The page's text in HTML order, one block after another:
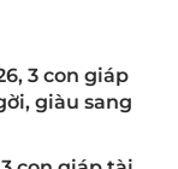
3 con giáp
giàu sang